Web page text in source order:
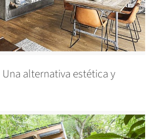
Una alternativa estética y